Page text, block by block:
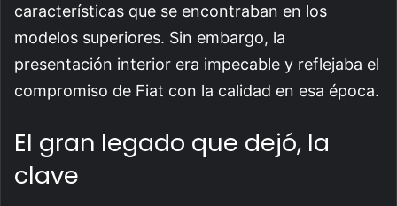
características que se encontraban en los
modelos superiores. Sin embargo, la
presentación interior era impecable y reflejaba el
compromiso de Fiat con la calidad en esa época.
El gran legado que dejó, la
clave